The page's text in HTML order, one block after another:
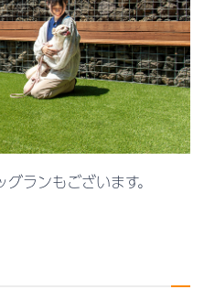
ランもございます。